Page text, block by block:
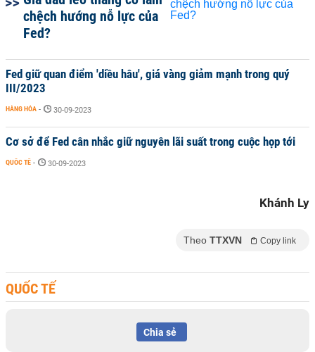
chệch hướng nỗ lực của
Fed?
Fed giữ quan điểm 'diều hâu', giá vàng giảm mạnh trong quý
III/2023
HÀNG HÓA - 30-09-2023
Cơ sở để Fed cân nhắc giữ nguyên lãi suất trong cuộc họp tới
QUỐC TẾ - 30-09-2023
Khánh Ly
Theo TTXVN Copy link
QUỐC TẾ
Chia sẻ